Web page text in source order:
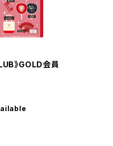
》GOLD会員